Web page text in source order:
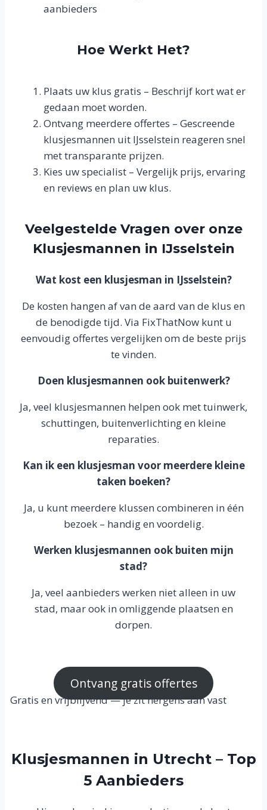
aanbieders
Hoe Werkt Het?
Plaats uw klus gratis – Beschrijf kort wat er
gedaan moet worden.
Ontvang meerdere offertes – Gescreende
klusjesmannen uit IJsselstein reageren snel
met transparante prijzen.
Kies uw specialist – Vergelijk prijs, ervaring
en reviews en plan uw klus.
Veelgestelde Vragen over onze
Klusjesmannen in IJsselstein
Wat kost een klusjesman in IJsselstein?
De kosten hangen af van de aard van de klus en
de benodigde tijd. Via FixThatNow kunt u
eenvoudig offertes vergelijken om de beste prijs
te vinden.
Doen klusjesmannen ook buitenwerk?
Ja, veel klusjesmannen helpen ook met tuinwerk,
schuttingen, buitenverlichting en kleine
reparaties.
Kan ik een klusjesman voor meerdere kleine
taken boeken?
Ja, u kunt meerdere klussen combineren in één
bezoek – handig en voordelig.
Werken klusjesmannen ook buiten mijn
stad?
Ja, veel aanbieders werken niet alleen in uw
stad, maar ook in omliggende plaatsen en
dorpen.
Ontvang gratis offertes
Gratis en vrijblijvend — je zit nergens aan vast
Klusjesmannen in Utrecht – Top
5 Aanbieders